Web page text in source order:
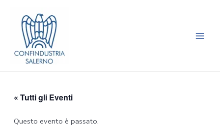
contenuto
« Tutti gli Eventi
Questo evento è passato.